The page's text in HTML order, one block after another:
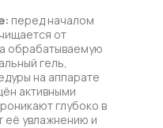
перед началом
от
обрабатываемую
гель,
на аппарате
активными
глубоко в
её увлажнению и